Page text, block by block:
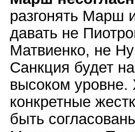
разгонять Марш
давать не
Матвиенко, не
Санкция будет
высоком уровне.
конкретные
быть